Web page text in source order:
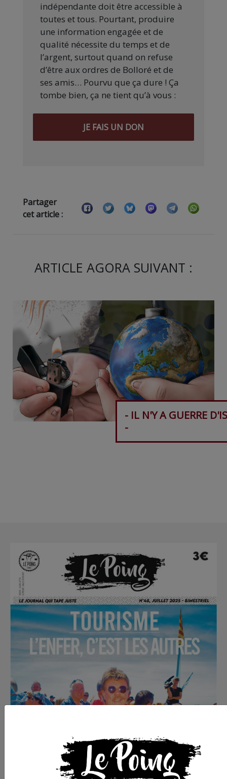
indépendante doit être accessible à
toutes et tous. Pourtant, produire
une information engagée et de
qualité nécessite du temps et de
l’argent, surtout quand on refuse
d’être aux ordres de Bolloré et de
ses amis… Pourvu que ça dure ! Ça
tombe bien, ça ne tient qu’à vous :
JE FAIS UN DON
Partager
cet article :
ARTICLE AGORA SUIVANT :
- IL N'Y A GUERRE
-